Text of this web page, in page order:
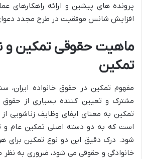
پرونده های پیشین و ارائه راهکارهای
افزایش شانس موفقیت در طرح مجدد
ماهیت حقوقی تمکین و
تمکین
مفهوم تمکین در حقوق خانواده ایران،
مشترک و تعیین کننده بسیاری از
تمکین به معنای ایفای وظایف زناشویی
است که به دو دسته اصلی تمکین عام
شود. درک دقیق این دو نوع تمکین برای
خانوادگی و حقوقی می شود، ضروری به